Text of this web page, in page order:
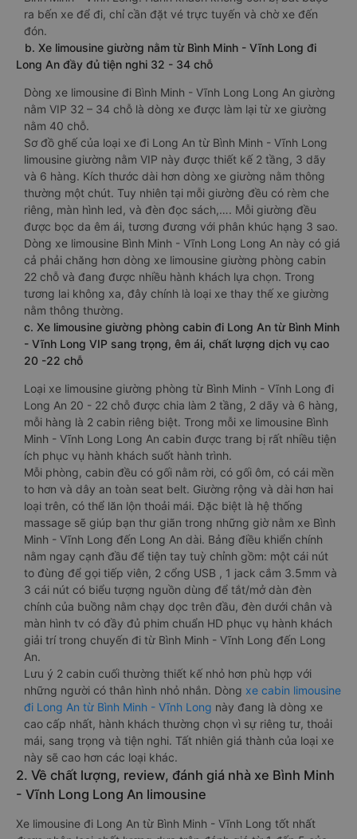
ra bến xe để đi, chỉ cần đặt vé trực tuyến và chờ xe đến
đón.
b. Xe limousine giường nằm từ Bình Minh - Vĩnh Long đi
Long An đầy đủ tiện nghi 32 - 34 chỗ
Dòng xe limousine đi Bình Minh - Vĩnh Long Long An giường
nằm VIP 32 – 34 chỗ là dòng xe được làm lại từ xe giường
nằm 40 chỗ.
Sơ đồ ghế của loại xe đi Long An từ Bình Minh - Vĩnh Long
limousine giường nằm VIP này được thiết kế 2 tầng, 3 dãy
và 6 hàng. Kích thước dài hơn dòng xe giường nằm thông
thường một chút. Tuy nhiên tại mỗi giường đều có rèm che
riêng, màn hình led, và đèn đọc sách,…. Mỗi giường đều
được bọc da êm ái, tương đương với phân khúc hạng 3 sao.
Dòng xe limousine Bình Minh - Vĩnh Long Long An này có giá
cả phải chăng hơn dòng xe limousine giường phòng cabin
22 chỗ và đang được nhiều hành khách lựa chọn. Trong
tương lai không xa, đây chính là loại xe thay thế xe giường
nằm thông thường.
c. Xe limousine giường phòng cabin đi Long An từ Bình Minh
- Vĩnh Long VIP sang trọng, êm ái, chất lượng dịch vụ cao
20 -22 chỗ
Loại xe limousine giường phòng từ Bình Minh - Vĩnh Long đi
Long An 20 - 22 chỗ được chia làm 2 tầng, 2 dãy và 6 hàng,
mỗi hàng là 2 cabin riêng biệt. Trong mỗi xe limousine Bình
Minh - Vĩnh Long Long An cabin được trang bị rất nhiều tiện
ích phục vụ hành khách suốt hành trình.
Mỗi phòng, cabin đều có gối nằm rời, có gối ôm, có cái mền
to hơn và dây an toàn seat belt. Giường rộng và dài hơn hai
loại trên, có thể lăn lộn thoải mái. Đặc biệt là hệ thống
massage sẽ giúp bạn thư giãn trong những giờ nằm xe Bình
Minh - Vĩnh Long đến Long An dài. Bảng điều khiển chính
nằm ngay cạnh đầu để tiện tay tuỳ chỉnh gồm: một cái nút
to đùng để gọi tiếp viên, 2 cổng USB , 1 jack cắm 3.5mm và
3 cái nút có biểu tượng nguồn dùng để tắt/mở dàn đèn
chính của buồng nằm chạy dọc trên đầu, đèn dưới chân và
màn hình tv có đầy đủ phim chuẩn HD phục vụ hành khách
giải trí trong chuyến đi từ Bình Minh - Vĩnh Long đến Long
An.
Lưu ý 2 cabin cuối thường thiết kế nhỏ hơn phù hợp với
những người có thân hình nhỏ nhắn. Dòng xe cabin limousine
đi Long An từ Bình Minh - Vĩnh Long này đang là dòng xe
cao cấp nhất, hành khách thường chọn vì sự riêng tư, thoải
mái, sang trọng và tiện nghi. Tất nhiên giá thành của loại xe
này sẽ cao hơn các loại khác.
2. Về chất lượng, review, đánh giá nhà xe Bình Minh
- Vĩnh Long Long An limousine
Xe limousine đi Long An từ Bình Minh - Vĩnh Long tốt nhất